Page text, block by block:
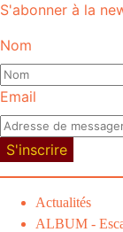
S'abonner à la
Nom
Email
S'inscrire
Actualités
ALBUM -